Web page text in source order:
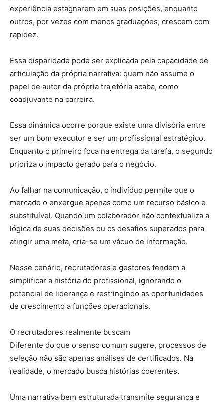
experiência estagnarem em suas posições, enquanto
outros, por vezes com menos graduações, crescem com
rapidez.
Essa disparidade pode ser explicada pela capacidade de
articulação da própria narrativa: quem não assume o
papel de autor da própria trajetória acaba, como
coadjuvante na carreira.
Essa dinâmica ocorre porque existe uma divisória entre
ser um bom executor e ser um profissional estratégico.
Enquanto o primeiro foca na entrega da tarefa, o segundo
prioriza o impacto gerado para o negócio.
Ao falhar na comunicação, o indivíduo permite que o
mercado o enxergue apenas como um recurso básico e
substituível. Quando um colaborador não contextualiza a
lógica de suas decisões ou os desafios superados para
atingir uma meta, cria-se um vácuo de informação.
Nesse cenário, recrutadores e gestores tendem a
simplificar a história do profissional, ignorando o
potencial de liderança e restringindo as oportunidades
de crescimento a funções operacionais.
O recrutadores realmente buscam
Diferente do que o senso comum sugere, processos de
seleção não são apenas análises de certificados. Na
realidade, o mercado busca histórias coerentes.
Uma narrativa bem estruturada transmite segurança e